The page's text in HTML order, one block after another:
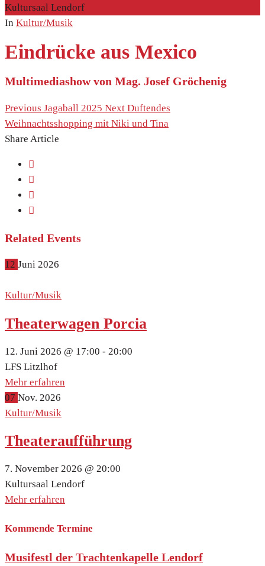
Kultursaal Lendorf
In Kultur/Musik
Eindrücke aus Mexico
Multimediashow von Mag. Josef Gröchenig
Previous Jagaball 2025 Next Duftendes
Weihnachtsshopping mit Niki und Tina
Share Article
Related Events
12 Juni 2026
Kultur/Musik
Theaterwagen Porcia
12. Juni 2026 @ 17:00 - 20:00
LFS Litzlhof
Mehr erfahren
07 Nov. 2026
Kultur/Musik
Theateraufführung
7. November 2026 @ 20:00
Kultursaal Lendorf
Mehr erfahren
Kommende Termine
Musifestl der Trachtenkapelle Lendorf